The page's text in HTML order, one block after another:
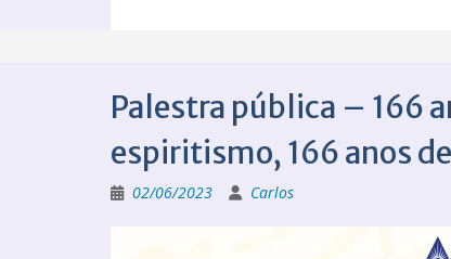
Palestra pública – 166
espiritismo, 166 anos
02/06/2023 Carlos